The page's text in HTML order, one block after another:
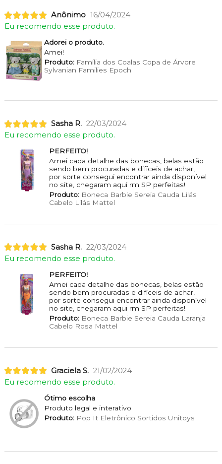
Anônimo 16/04/2024
Eu recomendo esse produto.
Adorei o produto.
Amei!
Produto:Família dos Coalas Copa de Árvore
Sylvanian Families Epoch
Sasha R. 22/03/2024
Eu recomendo esse produto.
PERFEITO!
Amei cada detalhe das bonecas, belas estão
sendo bem procuradas e difíceis de achar,
por sorte consegui encontrar ainda disponível
no site, chegaram aqui rm SP perfeitas!
Produto:Boneca Barbie Sereia Cauda Lilás
Cabelo Lilás Mattel
Sasha R. 22/03/2024
Eu recomendo esse produto.
PERFEITO!
Amei cada detalhe das bonecas, belas estão
sendo bem procuradas e difíceis de achar,
por sorte consegui encontrar ainda disponível
no site, chegaram aqui rm SP perfeitas!
Produto:Boneca Barbie Sereia Cauda Laranja
Cabelo Rosa Mattel
Graciela S. 21/02/2024
Eu recomendo esse produto.
Ótimo escolha
Produto legal e interativo
Produto:Pop It Eletrônico Sortidos Unitoys